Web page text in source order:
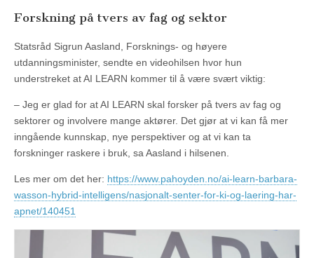
Forskning på tvers av fag og sektor
Statsråd Sigrun Aasland, Forsknings- og høyere
utdanningsminister, sendte en videohilsen hvor hun
understreket at AI LEARN kommer til å være svært viktig:
– Jeg er glad for at AI LEARN skal forsker på tvers av fag og
sektorer og involvere mange aktører. Det gjør at vi kan få mer
inngående kunnskap, nye perspektiver og at vi kan ta
forskninger raskere i bruk, sa Aasland i hilsenen.
Les mer om det her: https://www.pahoyden.no/ai-learn-barbara-
wasson-hybrid-intelligens/nasjonalt-senter-for-ki-og-laering-har-
apnet/140451